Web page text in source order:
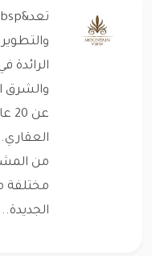
الرائدة
والشرق
من
مختلفة
الجديدة...